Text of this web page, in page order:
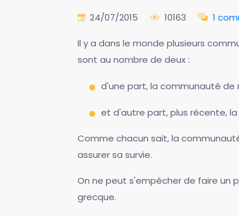
24/07/2015 10163 1
Il y a dans le monde plusieurs
sont au nombre de deux :
d'une part, la communauté de
et d'autre part, plus récente,
Comme chacun sait, la
assurer sa survie.
On ne peut s'empêcher de faire un
grecque.